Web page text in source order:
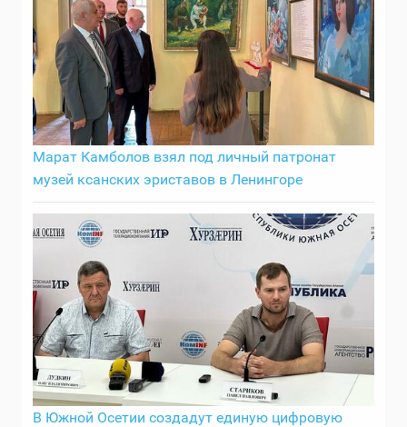
Марат Камболов взял под личный патронат
музей ксанских эриставов в Ленингоре
В Южной Осетии создадут единую цифровую